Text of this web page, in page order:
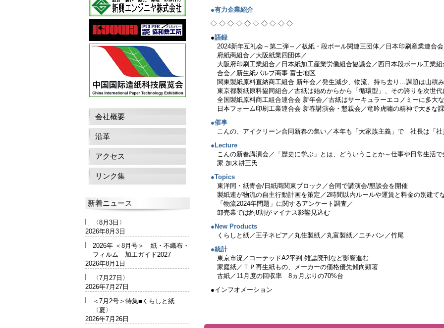
●有力企業紹介
◇ ◇ ◇ ◇ ◇ ◇ ◇ ◇ ◇ ◇
●語録
2024新年互礼会～第二弾～／板紙・段ボール関連三団体／日本印刷産業連合
府紙商組合／大阪紙業四団体／
大阪府印刷工業組合／日本紙加工産業労働組合協議会／西日本段ボール工業
合会／新生紙パルプ商事 富士地区
関東製紙原料直納商工組合 新年会／発生減少、物流、持ち去り…課題は山積
東京都製紙原料協同組合／古紙は始めからから「循環型」、その誇りを次世
全国製紙原料商工組合連合会 新年会／古紙はサーキュラーエコノミーに多大
日本フォーム印刷工業連合会 新春講演会・懇親会／竜吟虎嘯の精神で大きな
●催事
こんの、アイクリーン合同新春の集い／本年も「大家族主義」で 社長は「社
●Lecture
こんの新春講演会／「歴史に学ぶ」とは、どういうことか～仕事や日常生活
家 加来耕三氏
●Topics
東洋同・紙青会/日紙商関東ブロック／合同で講演会/懇談会を開催
製紙連が物流の自主行動計画を策定／2時間以内ルールや運賃と料金の別建て
「物流2024年問題」に関するアンケート調査／
卸売業では約8割がマイナス影響見込む
●New Products
くらしと紙／王子ネピア／丸住製紙／丸富製紙／ニチバン／竹尾
●統計
東京市況／コーテッドA2平判 雑誌廃刊など影響進む
家庭紙／ＴＰ再生紙もの、メーカーの価格優先傾向顕著
古紙／11月度の回収率 8ヵ月ぶりの70%台
●インフオメーション
会社概要
沿革
アクセス
リンク集
新着ニュース
〈8月3日〉
2026年8月3日
2026年 ＜8月号＞ 紙・不織布・
フィルム 加工ガイド2027
2026年8月1日
〈7月27日〉
2026年7月27日
＜7月2号＞特集■くらしと紙
〈夏〉
2026年7月26日